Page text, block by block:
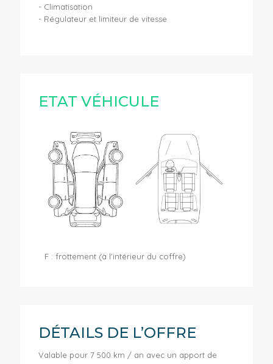
- Climatisation
- Régulateur et limiteur de vitesse
ETAT VÉHICULE
F : frottement (à l'intérieur du coffre)
DÉTAILS DE L’OFFRE
Valable pour 7 500 km / an avec un apport de